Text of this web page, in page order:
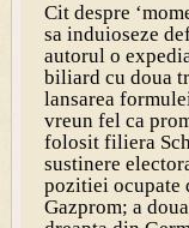
Cit despre
sa induioseze
autorul o
biliard cu doua
lansarea
vreun fel ca
folosit filiera
sustinere
pozitiei ocupate
Gazprom; a